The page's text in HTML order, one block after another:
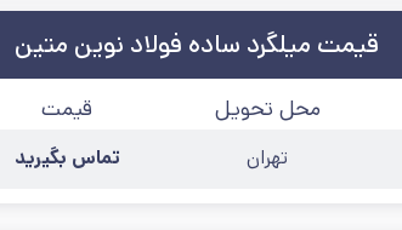
قیمت میلگرد ساده فولاد نوین متین
محل تحویل قیمت
تهران تماس بگیرید